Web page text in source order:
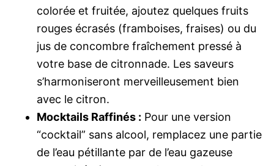
colorée et fruitée, ajoutez quelques fruits
rouges écrasés (framboises, fraises) ou du
jus de concombre fraîchement pressé à
votre base de citronnade. Les saveurs
s’harmoniseront merveilleusement bien
avec le citron.
Mocktails Raffinés : Pour une version
“cocktail” sans alcool, remplacez une partie
de l’eau pétillante par de l’eau gazeuse